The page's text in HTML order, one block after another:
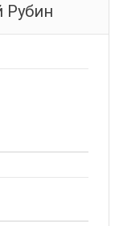
Рубин